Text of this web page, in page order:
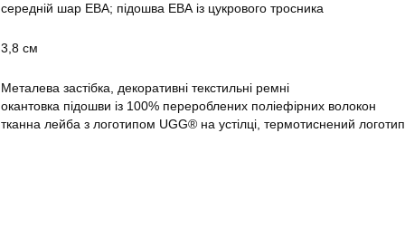
середній шар ЕВА; підошва ЕВА із цукрового тросника
3,8 см
Металева застібка, декоративні текстильні ремні
окантовка підошви із 100% перероблених поліефірних волокон
тканна лейба з логотипом UGG® на устілці, термотиснений логотип